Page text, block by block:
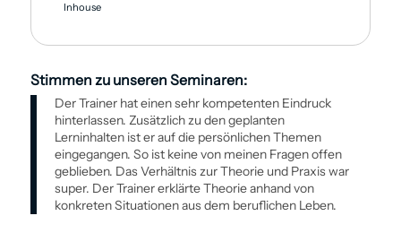
Inhouse
Stimmen zu unseren Seminaren:
Der Trainer hat einen sehr kompetenten Eindruck
hinterlassen. Zusätzlich zu den geplanten
Lerninhalten ist er auf die persönlichen Themen
eingegangen. So ist keine von meinen Fragen offen
geblieben. Das Verhältnis zur Theorie und Praxis war
super. Der Trainer erklärte Theorie anhand von
konkreten Situationen aus dem beruflichen Leben.